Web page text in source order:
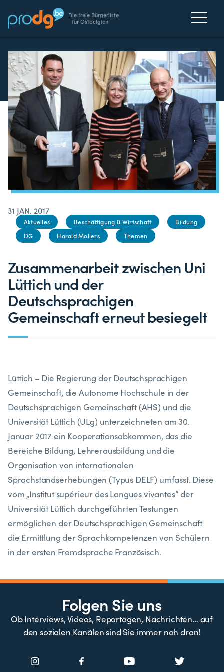
Die freie Bürgerliste
für Ostbelgien
31 JAN. 2017
Aktuelles Beschäftigung & Wirtschaft
Bildung
DG
Harald Mollers Themen
Zusammenarbeit zwischen Uni
Lüttich und der
Deutschsprachigen
Gemeinschaft erneut besiegelt
Lüttich – Die Regierung der Deutschsprachigen
Gemeinschaft, die Autonome Hochschule in der
Deutschsprachigen Gemeinschaft (AHS) und die
Universität Lüttich (ULg) unterzeichneten am 30.
Januar 2017 ein Kooperationsabkommen, das die
Bereiche Bildung, Lehrerausbildung und die
Organisation von internationalen
Sprachstandserhebungen (Typus DELF) umfasst. Diese
vom „Institut supérieur des Langues vivantes“ der
Universität Lüttich durchgeführten Testungen
ermöglichen der Deutschsprachigen Gemeinschaft
die Ermittlung der Sprachkompetenzen von Schülern
in der ersten Fremdsprache Französisch.
Folgen Sie uns
Ob Interviews, Videos, Reportagen, Nachrichten… auf
den sozialen Kanälen sind Sie immer nah dran!